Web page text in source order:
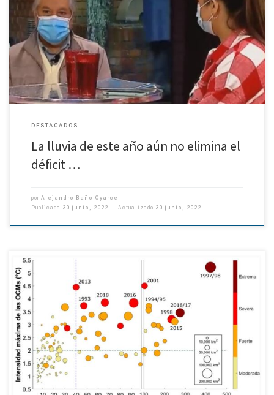
Climatólogo de Geofísica UdeC Juan Inzunza pronostica año normal para
2023. Las lluvias caídas durante este otoño e invierno son débiles como
para considerarlo un año normal de precipitaciones en […]
DESTACADOS
La lluvia de este año aún no elimina el
déficit …
por Alejandro Baño Oyarce
Publicada 30 junio, 2022 Actualizado 30 junio, 2022
El mayor evento de las últimas tres décadas duró 1 año y 2 meses. Las Olas
de Calor Marinas han aumentado en cantidad y en días de duración en el
[…]